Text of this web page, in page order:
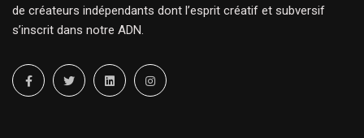
de créateurs indépendants dont l’esprit créatif et subversif
s’inscrit dans notre ADN.